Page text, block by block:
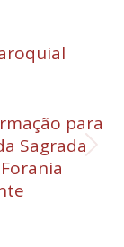
para
Sagrada